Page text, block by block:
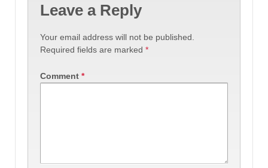
Leave a Reply
Your email address will not be published.
Required fields are marked *
Comment *